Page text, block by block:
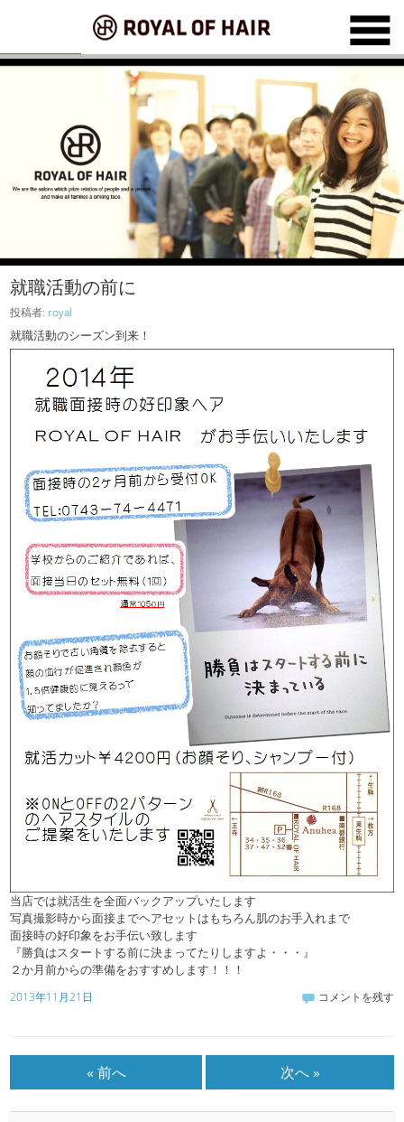
就職活動の前に
投稿者: royal
就職活動のシーズン到来！
当店では就活生を全面バックアップいたします
写真撮影時から面接までヘアセットはもちろん肌のお手入れまで
面接時の好印象をお手伝い致します
『勝負はスタートする前に決まってたりしますよ・・・』
２か月前からの準備をおすすめします！！！
2013年11月21日 コメントを残す
« 前へ 次へ »